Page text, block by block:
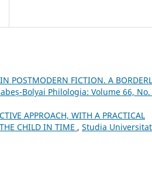
POSTMODERN FICTION. A
Bolyai Philologia: Volume 66, No.
APPROACH, WITH A PRACTICAL
CHILD IN TIME , Studia